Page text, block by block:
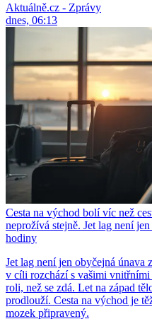
Aktuálně.cz - Zprávy
dnes, 06:13
Cesta na východ bolí víc než
neprožívá stejně. Jet lag není
hodiny
Jet lag není jen obyčejná únava
v cíli rozchází s vašimi vnitřními
roli, než se zdá. Let na západ
prodlouží. Cesta na východ je
mozek připravený.